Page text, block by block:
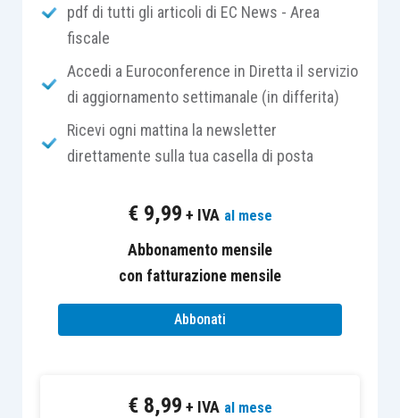
a disperdersi?
Altrettante volte ci saremo imbattuti in giovani
aspiranti professionisti che, seppur non dotati di
sensazione di avere le caratteristiche giuste per
poter diventare degli ottimi professionisti.
La realtà è che lo studio è una cosa, ma il lavoro è
Come a dire: si può essere sempre vincenti in
fase di allenamento, se poi sistematicamente si
pdf di tutti gli articoli di EC News - Area
fiscale
Accedi a Euroconference in Diretta il servizio
di aggiornamento settimanale (in differita)
Ricevi ogni mattina la newsletter
direttamente sulla tua casella di posta
€ 9,99 + IVA al mese
Abbonamento mensile
con fatturazione mensile
Abbonati
€ 8,99 + IVA al mese